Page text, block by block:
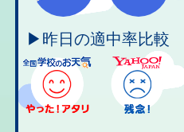
▶昨日の適中率比較